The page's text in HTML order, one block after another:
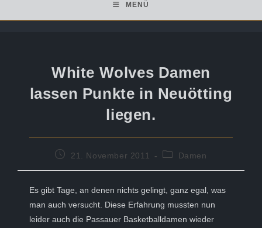
MENÜ
White Wolves Damen
lassen Punkte in Neuötting
liegen.
Beitrag21. November 2011
Beitrags-
Damen
Es gibt Tage, an denen nichts gelingt, ganz egal, was
man auch versucht. Diese Erfahrung mussten nun
leider auch die Passauer Basketballdamen wieder